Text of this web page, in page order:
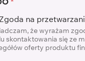
na
że wyrażam
skontaktowania się ze
oferty produktu